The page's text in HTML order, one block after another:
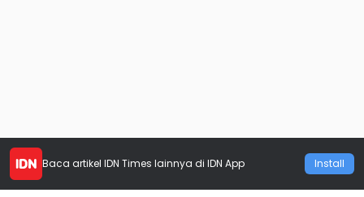
Baca artikel IDN Times lainnya di IDN App Install